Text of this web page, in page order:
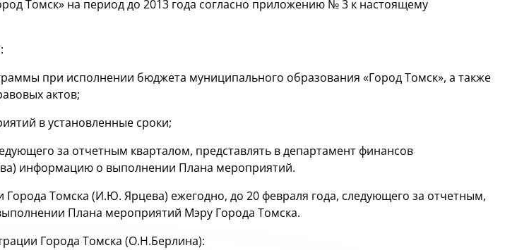
Томск» на период до 2013 года согласно приложению № 3 к настоящему
при исполнении бюджета муниципального образования «Город Томск», а также
актов;
в установленные сроки;
за отчетным кварталом, представлять в департамент финансов
информацию о выполнении Плана мероприятий.
Томска (И.Ю. Ярцева) ежегодно, до 20 февраля года, следующего за отчетным,
Плана мероприятий Мэру Города Томска.
Города Томска (О.Н.Берлина):